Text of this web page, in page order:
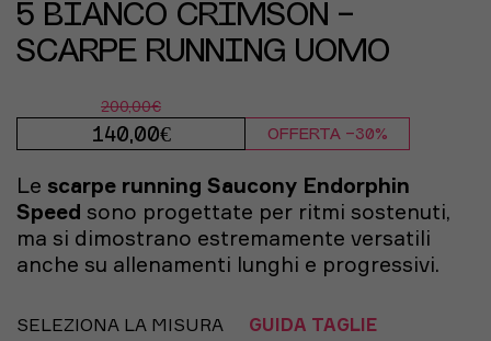
5 BIANCO CRIMSON -
SCARPE RUNNING UOMO
200,00€
140,00€ OFFERTA -30%
Le scarpe running Saucony Endorphin
Speed sono progettate per ritmi sostenuti,
ma si dimostrano estremamente versatili
anche su allenamenti lunghi e progressivi.
SELEZIONA LA MISURA GUIDA TAGLIE